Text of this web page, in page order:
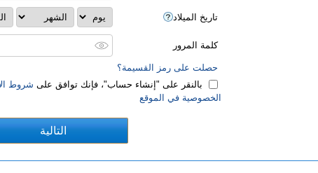
تاريخ الميلاد
كلمة المرور
حصلت على رمز القسيمة؟
بالنقر على "‏إنشاء حساب‏"، فإنك توافق على شروط
الخصوصية في الموقع